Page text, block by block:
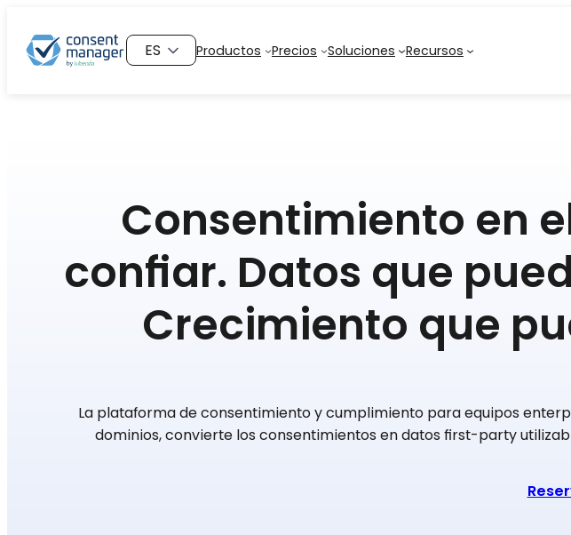
contenido
Elegir
un
Productos Precios Soluciones Recursos
Consentimiento en
confiar. Datos que
Crecimiento que
La plataforma de consentimiento y cumplimiento para equipos
dominios, convierte los consentimientos en datos first-party